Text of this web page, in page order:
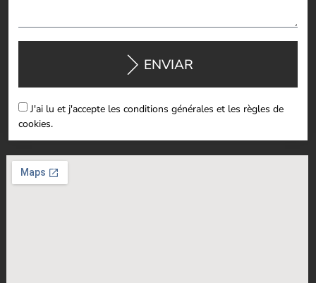
J'ai lu et j'accepte les conditions générales et les règles de
cookies.
ENVIAR